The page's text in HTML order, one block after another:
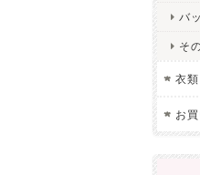
バ
そ
衣類
お